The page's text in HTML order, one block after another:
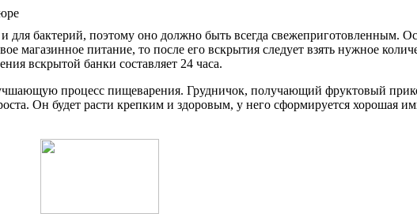
для бактерий, поэтому оно должно быть всегда свежеприготовленным.
магазинное питание, то после его вскрытия следует взять нужное
вскрытой банки составляет 24 часа.
процесс пищеварения. Грудничок, получающий фруктовый
Он будет расти крепким и здоровым, у него сформируется хорошая